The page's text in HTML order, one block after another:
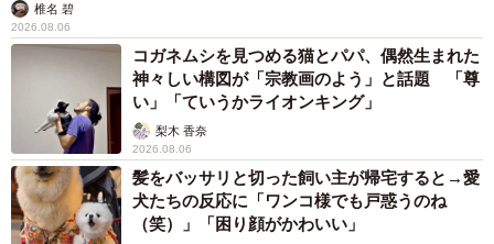
椎名 碧
2026.08.06
コガネムシを見つめる猫とパパ、偶然生まれた
神々しい構図が「宗教画のよう」と話題 「尊
い」「ていうかライオンキング」
梨木 香奈
2026.08.06
髪をバッサリと切った飼い主が帰宅すると→愛
犬たちの反応に「ワンコ様でも戸惑うのね
（笑）」「困り顔がかわいい」